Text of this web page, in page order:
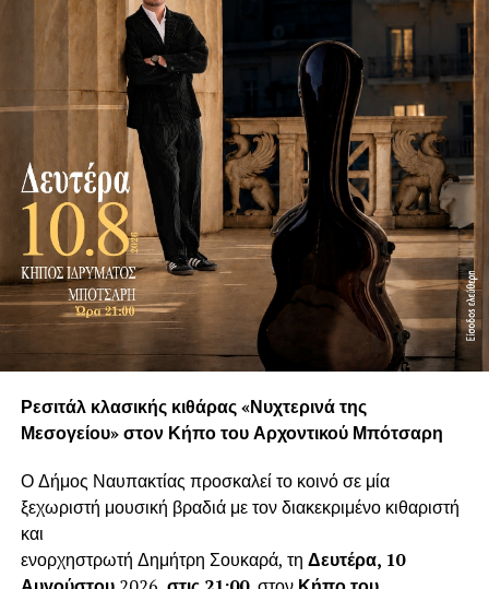
Ρεσιτάλ κλασικής κιθάρας «Νυχτερινά της
Μεσογείου» στον Κήπο του Αρχοντικού Μπότσαρη
Ο Δήμος Ναυπακτίας προσκαλεί το κοινό σε μία
ξεχωριστή μουσική βραδιά με τον διακεκριμένο κιθαριστή
και
ενορχηστρωτή Δημήτρη Σουκαρά, τη Δευτέρα, 10